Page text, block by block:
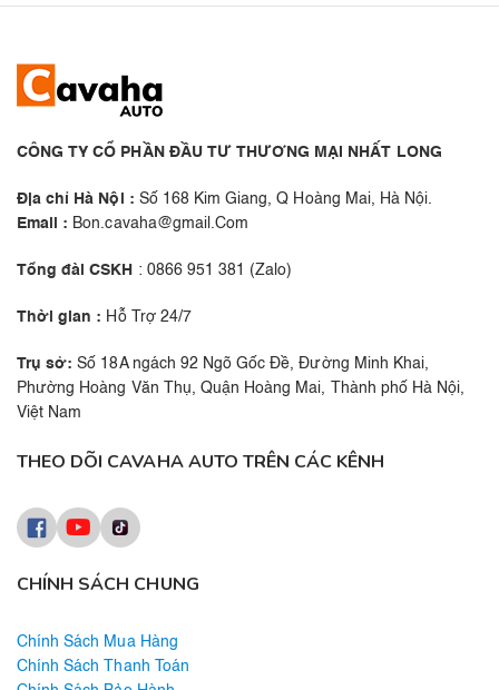
CÔNG TY CỔ PHẦN ĐẦU TƯ THƯƠNG MẠI NHẤT LONG
Địa chỉ Hà Nội : Số 168 Kim Giang, Q Hoàng Mai, Hà Nội.
Email : Bon.cavaha@gmail.Com
Tổng đài CSKH : 0866 951 381 (Zalo)
Thời gian : Hỗ Trợ 24/7
Trụ sở: Số 18A ngách 92 Ngõ Gốc Đề, Đường Minh Khai,
Phường Hoàng Văn Thụ, Quận Hoàng Mai, Thành phố Hà Nội,
Việt Nam
CHÍNH SÁCH CHUNG
Chính Sách Mua Hàng
Chính Sách Thanh Toán
THEO DÕI CAVAHA AUTO TRÊN CÁC KÊNH